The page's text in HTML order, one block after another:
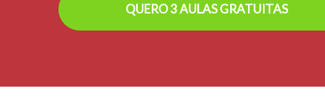
QUERO 3 AULAS GRATUITAS